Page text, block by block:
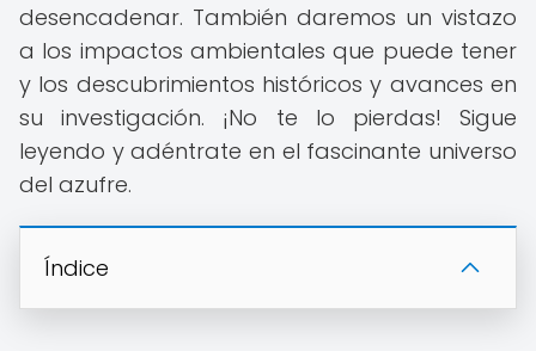
desencadenar. También daremos un vistazo
a los impactos ambientales que puede tener
y los descubrimientos históricos y avances en
su investigación. ¡No te lo pierdas! Sigue
leyendo y adéntrate en el fascinante universo
del azufre.
Índice